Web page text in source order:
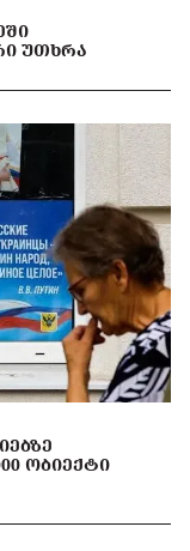
ᲣᲗᲮᲠᲐ
ᲝᲑᲘᲔᲥᲢᲘ